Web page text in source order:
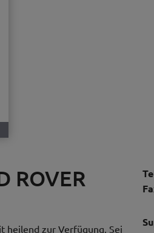
ROVER
heilend zur Verfügung. Sei